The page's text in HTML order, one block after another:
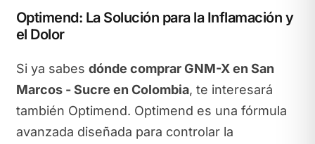
Optimend: La Solución para la Inflamación y
el Dolor
Si ya sabes dónde comprar GNM-X en San
Marcos - Sucre en Colombia, te interesará
también Optimend. Optimend es una fórmula
avanzada diseñada para controlar la